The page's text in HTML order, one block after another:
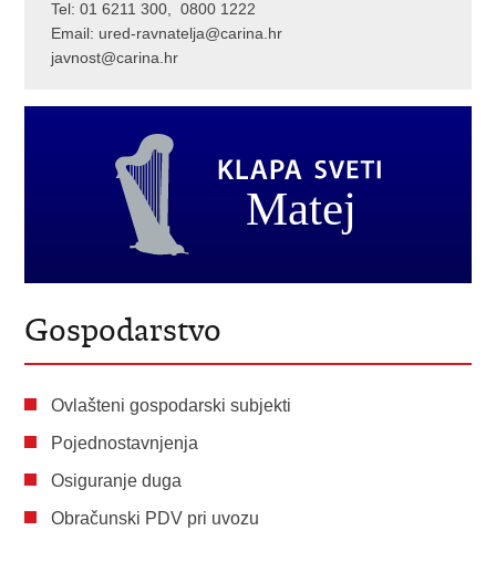
Tel: 01 6211 300, 0800 1222
Email: ured-ravnatelja@carina.hr
javnost@carina.hr
Gospodarstvo
Ovlašteni gospodarski subjekti
Pojednostavnjenja
Osiguranje duga
Obračunski PDV pri uvozu